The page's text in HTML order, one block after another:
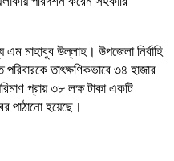
মাহাবুব উল্লাহ। উপজেলা নির্বাহি
তাৎক্ষণিকভাবে ৩৪ হাজার
প্রায় ৩৮ লক্ষ টাকা একটি
পাঠানো হয়েছে।